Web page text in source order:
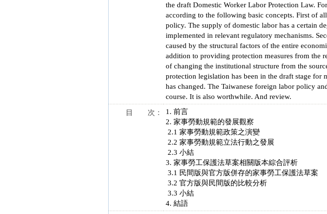
the draft Domestic Worker Labor Protection Law.
according to the following basic concepts. First of
policy. The supply of domestic labor has a certain
implemented in relevant regulatory mechanisms.
caused by the structural factors of the entire
addition to providing protection measures from the
of changing the institutional structure from the
protection legislation has been in the draft stage
has changed. The Taiwanese foreign labor policy
course. It is also worthwhile. And review.
目 次：
1. 前言
2. 家事勞動規範的發展觀察
2.1 家事勞動規範政策之演變
2.2 家事勞動規範立法行動之發展
2.3 小結
3. 家事勞工保護法草案相關版本綜合評析
3.1 民間版與官方版併存的家事勞工保護法草案
3.2 官方版與民間版的比較分析
3.3 小結
4. 結語